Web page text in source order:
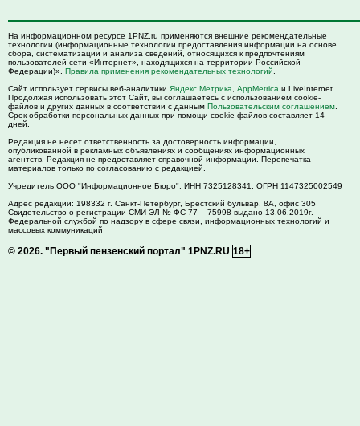
На информационном ресурсе 1PNZ.ru применяются внешние рекомендательные
технологии (информационные технологии предоставления информации на основе
сбора, систематизации и анализа сведений, относящихся к предпочтениям
пользователей сети «Интернет», находящихся на территории Российской
Федерации)». Правила применения рекомендательных технологий
Сайт использует сервисы веб-аналитики Яндекс Метрика AppMetrica и LiveInternet.
Продолжая использовать этот Сайт, вы соглашаетесь с использованием cookie-
файлов и других данных в соответствии с данным Пользовательским соглашением
Срок обработки персональных данных при помощи cookie-файлов составляет 14
дней.
Редакция не несет ответственность за достоверность информации,
опубликованной в рекламных объявлениях и сообщениях информационных
агентств. Редакция не предоставляет справочной информации. Перепечатка
материалов только по согласованию с редакцией.
Учредитель ООО "Информационное Бюро". ИНН 7325128341, ОГРН 1147325002549
Адрес редакции: 198332 г. Санкт-Петербург, Брестский бульвар, 8А, офис 305
Свидетельство о регистрации СМИ ЭЛ № ФС 77 – 75998 выдано 13.06.2019г.
Федеральной службой по надзору в сфере связи, информационных технологий и
массовых коммуникаций
© 2026. "Первый пензенский портал" 1PNZ.RU 18+